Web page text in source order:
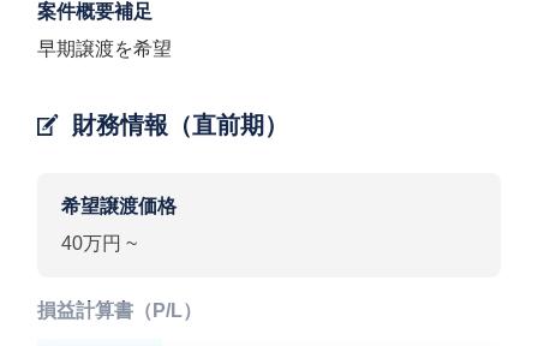
案件概要補足
早期譲渡を希望
財務情報（直前期）
希望譲渡価格
40万円 ~
損益計算書（P/L）